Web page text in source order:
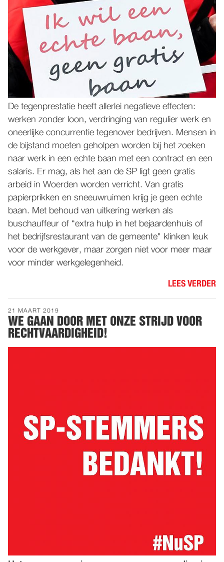
De tegenprestatie heeft allerlei negatieve effecten:
werken zonder loon, verdringing van regulier werk en
oneerlijke concurrentie tegenover bedrijven. Mensen in
de bijstand moeten geholpen worden bij het zoeken
naar werk in een echte baan met een contract en een
salaris. Er mag, als het aan de SP ligt geen gratis
arbeid in Woerden worden verricht. Van gratis
papierprikken en sneeuwruimen krijg je geen echte
baan. Met behoud van uitkering werken als
buschauffeur of “extra hulp in het bejaardenhuis of
het bedrijfsrestaurant van de gemeente" klinken leuk
voor de werkgever, maar zorgen niet voor meer maar
voor minder werkgelegenheid.
LEES VERDER
21 MAART 2019
WE GAAN DOOR MET ONZE STRIJD VOOR
RECHTVAARDIGHEID!